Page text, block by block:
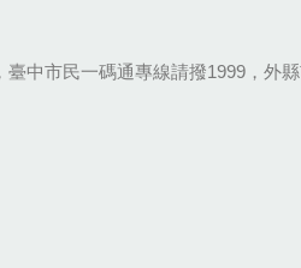
臺中市民一碼通專線請撥1999，外